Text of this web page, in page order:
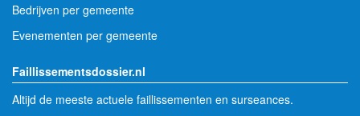
Bedrijven per gemeente
Evenementen per gemeente
Faillissementsdossier.nl
Altijd de meeste actuele faillissementen en surseances.